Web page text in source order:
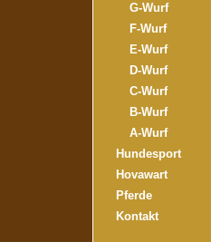
G-Wurf
F-Wurf
E-Wurf
D-Wurf
C-Wurf
B-Wurf
A-Wurf
Hundesport
Hovawart
Pferde
Kontakt